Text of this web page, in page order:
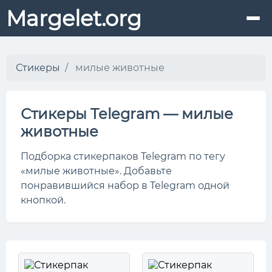
Margelet.org
Стикеры милые животные
Стикеры Telegram — милые
животные
Подборка стикерпаков Telegram по тегу
«милые животные». Добавьте
понравившийся набор в Telegram одной
кнопкой.